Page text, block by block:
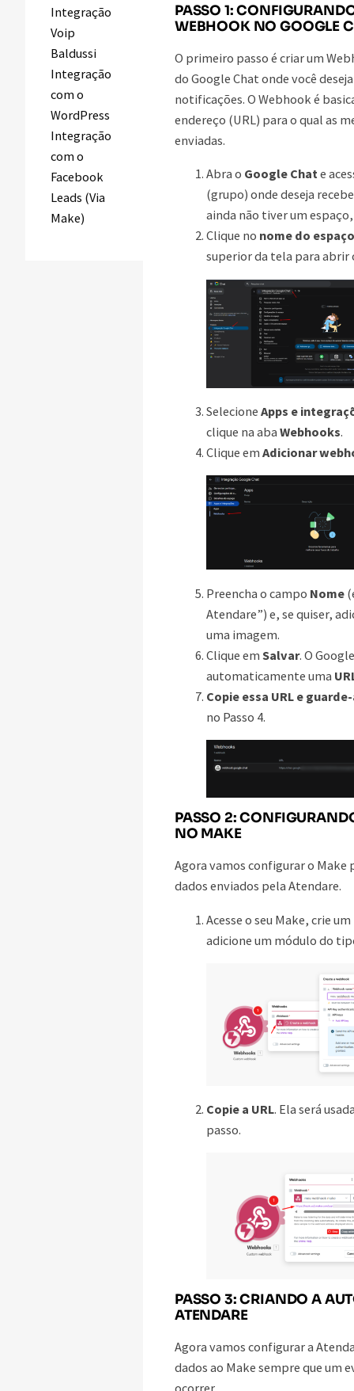
Integração
Voip
Baldussi
Integração
com o
WordPress
Integração
com o
Facebook
Leads (Via
Make)
PASSO 1:
WEBHOOK NO GOOGLE
O primeiro passo é criar um
do Google Chat onde você
notificações. O Webhook é
endereço (URL) para o qual as
enviadas.
Abra o Google Chat e
(grupo) onde deseja
ainda não tiver um
Clique no nome do espaço
superior da tela para abrir
Selecione Apps e
clique na aba Webhooks.
Clique em Adicionar
Preencha o campo Nome
Atendare”) e, se quiser,
uma imagem.
Clique em Salvar. O
automaticamente uma
Copie essa URL e
no Passo 4.
PASSO 2:
NO MAKE
Agora vamos configurar o Make
dados enviados pela Atendare.
Acesse o seu Make, crie
adicione um módulo do
Copie a URL. Ela será
passo.
PASSO 3: CRIANDO A
ATENDARE
Agora vamos configurar a
dados ao Make sempre que um